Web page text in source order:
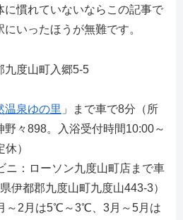
に慣れていないならこの記事で
いったほうが無難です。
九度山町入郷5-5
温泉ゆの里 」まで車で8分（所
々898。入浴受付時間10:00～
）
ニ：ローソン九度山町店まで車
伊都郡九度山町九度山443-3）
～2月は5℃～3℃、3月～5月は